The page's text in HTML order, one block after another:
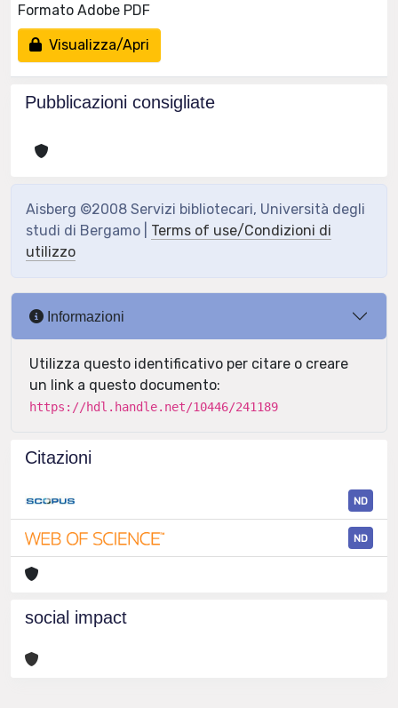
Formato Adobe PDF
Visualizza/Apri
Pubblicazioni consigliate
Aisberg ©2008 Servizi bibliotecari, Università degli
studi di Bergamo | Terms of use/Condizioni di
utilizzo
Informazioni
Utilizza questo identificativo per citare o creare
un link a questo documento:
https://hdl.handle.net/10446/241189
Citazioni
ND
ND
social impact